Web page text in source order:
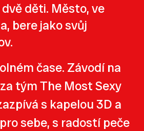
děti. Město, ve
bere jako svůj
čase. Závodí na
tým The Most Sexy
s kapelou 3D a
sebe, s radostí peče